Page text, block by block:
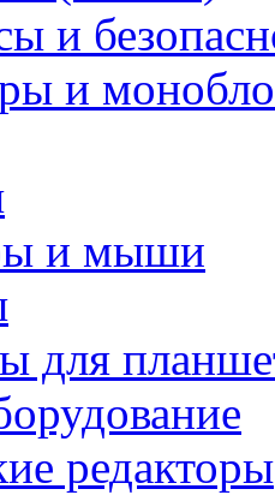
и
и
и мыши
для
редакторы